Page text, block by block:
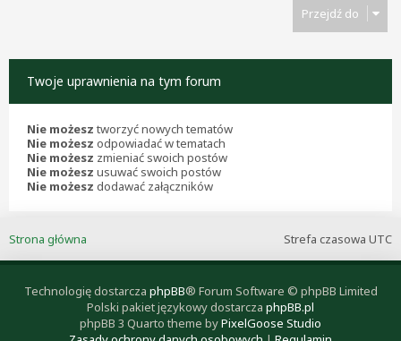
Przejdź do
Twoje uprawnienia na tym forum
Nie możesz tworzyć nowych tematów
Nie możesz odpowiadać w tematach
Nie możesz zmieniać swoich postów
Nie możesz usuwać swoich postów
Nie możesz dodawać załączników
Strefa czasowa UTC
Strona główna
Technologię dostarcza phpBB® Forum Software © phpBB Limited
Polski pakiet językowy dostarcza phpBB.pl
phpBB 3 Quarto theme byPixelGoose Studio